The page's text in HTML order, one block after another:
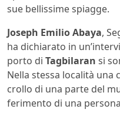
sue bellissime spiagge.
Joseph Emilio Abaya,
ha dichiarato in
porto di Tagbilaran si
Nella stessa località una
crollo di una parte del
ferimento di una